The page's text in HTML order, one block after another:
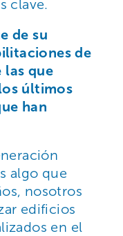
clave.
de su
de
las que
últimos
han
algo que
nosotros
edificios
en el